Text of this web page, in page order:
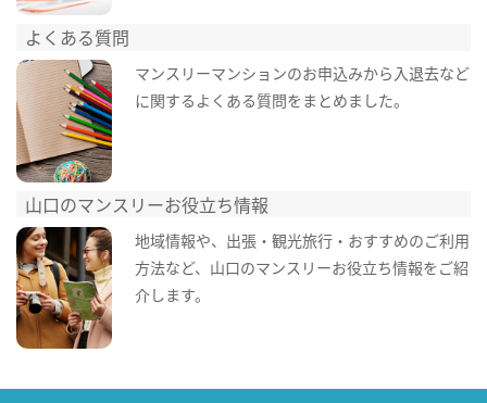
よくある質問
マンスリーマンションのお申込みから入退去など
に関するよくある質問をまとめました。
山口のマンスリーお役立ち情報
地域情報や、出張・観光旅行・おすすめのご利用
方法など、山口のマンスリーお役立ち情報をご紹
介します。